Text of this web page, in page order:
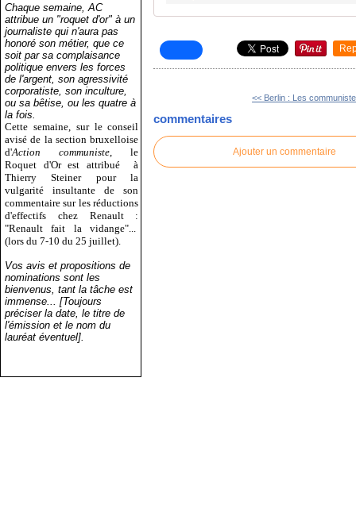
Chaque semaine, AC
attribue un "roquet d'or" à un
journaliste qui n'aura pas
honoré son métier, que ce
soit par sa complaisance
politique envers les forces
de l'argent, son agressivité
corporatiste, son inculture,
ou sa bêtise, ou les quatre à
la fois.
Cette semaine, sur le conseil
avisé de la section bruxelloise
d'Action communiste , le
Roquet d'Or est attribué
à
Thierry Steiner pour la
vulgarité insultante de son
commentaire sur les réductions
d'effectifs chez Renault :
"Renault fait la vidange"...
(lors du 7-10 du 25 juillet).
Vos avis et propositions de
nominations sont les
bienvenus, tant la tâche est
immense... [Toujours
préciser la date, le titre de
l'émission et le nom du
lauréat éventuel].
<< Berlin : Les
commentaires
Ajouter un commentaire